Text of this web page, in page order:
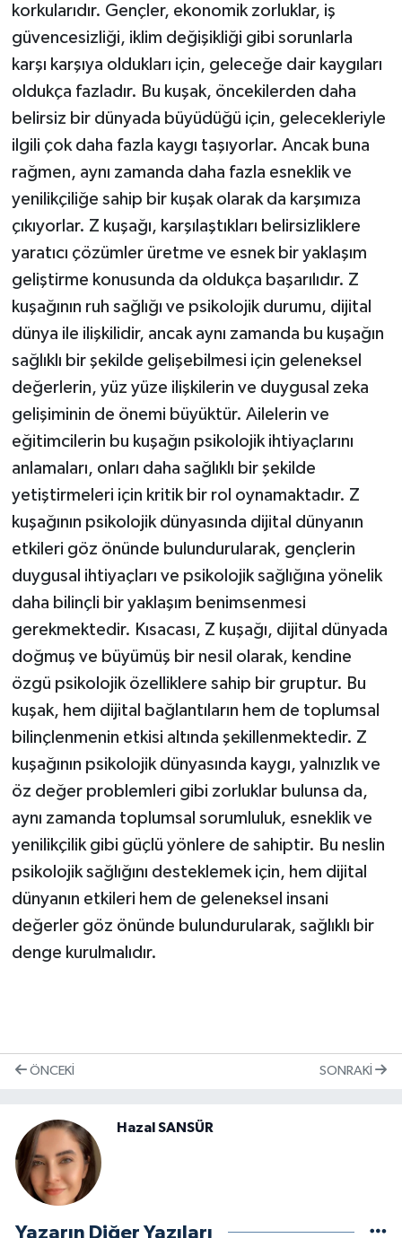
korkularıdır. Gençler, ekonomik zorluklar, iş
güvencesizliği, iklim değişikliği gibi sorunlarla
karşı karşıya oldukları için, geleceğe dair kaygıları
oldukça fazladır. Bu kuşak, öncekilerden daha
belirsiz bir dünyada büyüdüğü için, gelecekleriyle
ilgili çok daha fazla kaygı taşıyorlar. Ancak buna
rağmen, aynı zamanda daha fazla esneklik ve
yenilikçiliğe sahip bir kuşak olarak da karşımıza
çıkıyorlar. Z kuşağı, karşılaştıkları belirsizliklere
yaratıcı çözümler üretme ve esnek bir yaklaşım
geliştirme konusunda da oldukça başarılıdır. Z
kuşağının ruh sağlığı ve psikolojik durumu, dijital
dünya ile ilişkilidir, ancak aynı zamanda bu kuşağın
sağlıklı bir şekilde gelişebilmesi için geleneksel
değerlerin, yüz yüze ilişkilerin ve duygusal zeka
gelişiminin de önemi büyüktür. Ailelerin ve
eğitimcilerin bu kuşağın psikolojik ihtiyaçlarını
anlamaları, onları daha sağlıklı bir şekilde
yetiştirmeleri için kritik bir rol oynamaktadır. Z
kuşağının psikolojik dünyasında dijital dünyanın
etkileri göz önünde bulundurularak, gençlerin
duygusal ihtiyaçları ve psikolojik sağlığına yönelik
daha bilinçli bir yaklaşım benimsenmesi
gerekmektedir. Kısacası, Z kuşağı, dijital dünyada
doğmuş ve büyümüş bir nesil olarak, kendine
özgü psikolojik özelliklere sahip bir gruptur. Bu
kuşak, hem dijital bağlantıların hem de toplumsal
bilinçlenmenin etkisi altında şekillenmektedir. Z
kuşağının psikolojik dünyasında kaygı, yalnızlık ve
öz değer problemleri gibi zorluklar bulunsa da,
aynı zamanda toplumsal sorumluluk, esneklik ve
yenilikçilik gibi güçlü yönlere de sahiptir. Bu neslin
psikolojik sağlığını desteklemek için, hem dijital
dünyanın etkileri hem de geleneksel insani
değerler göz önünde bulundurularak, sağlıklı bir
denge kurulmalıdır.
ÖNCEKI SONRAKI
Hazal SANSÜR
Yazarın Diğer Yazıları